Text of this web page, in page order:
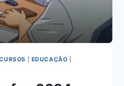
EDUCAÇÃO